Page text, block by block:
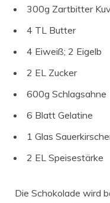
300g Zartbitter
4 TL Butter
4 Eiweiß; 2 Eigelb
2 EL Zucker
600g Schlagsahne
6 Blatt Gelatine
1 Glas
2 EL Speisestärke
Die Schokolade wird